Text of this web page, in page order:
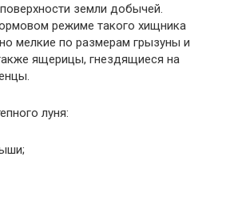
земли добычей.
режиме такого хищника
мелкие по размерам грызуны и
ящерицы, гнездящиеся на
луня: